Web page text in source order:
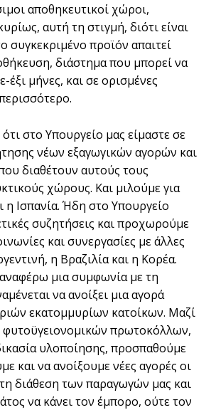
αποθηκευτικοί χώροι,
αυτή τη στιγμή, διότι είναι
συγκεκριμένο προϊόν απαιτεί
διάστημα που μπορεί να
έξι μήνες, και σε ορισμένες
στο Υπουργείο μας είμαστε σε
νέων εξαγωγικών αγορών και
διαθέτουν αυτούς τους
χώρους. Και μιλούμε για
η Ισπανία. Ήδη στο Υπουργείο
συζητήσεις και προχωρούμε
και συνεργασίες με άλλες
η Βραζιλία και η Κορέα.
μια συμφωνία με τη
να ανοίξει μια αγορά
εκατομμυρίων κατοίκων. Μαζί
πρωτοκόλλων,
υλοποίησης, προσπαθούμε
και να ανοίξουμε νέες αγορές οι
διάθεση των παραγωγών μας και
να κάνει τον έμπορο, ούτε τον